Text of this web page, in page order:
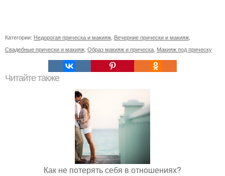
Категории: Недорогая прическа и макияж Вечерние прически и макияж
Свадебные прически и макияж Образ макияж и прическа Макияж под прическу
Читайте также
Как не потерять себя в отношениях?